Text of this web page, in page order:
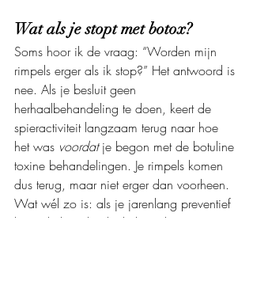
Wat als je stopt met botox?
Soms hoor ik de vraag: “Worden mijn
rimpels erger als ik stop?” Het antwoord is
nee. Als je besluit geen
herhaalbehandeling te doen, keert de
spieractiviteit langzaam terug naar hoe
het was voordat je begon met de botuline
toxine behandelingen. Je rimpels komen
dus terug, maar niet erger dan voorheen.
Wat wél zo is: als je jarenlang preventief
botox hebt gebruikt, heb je die spieren